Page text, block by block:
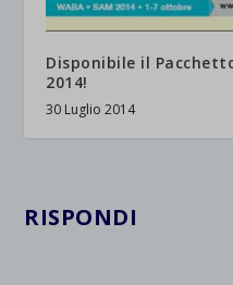
Disponibile il
2014!
30 Luglio 2014
RISPONDI
wpc*